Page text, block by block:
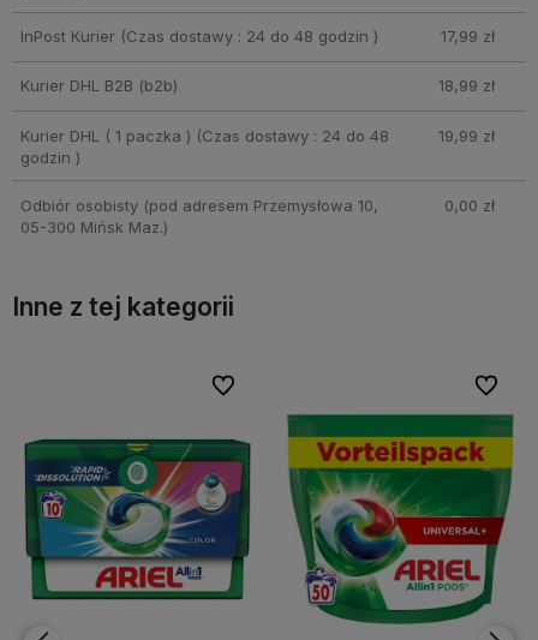
InPost Kurier (Czas dostawy : 24 do 48 godzin ) 17,99 zł
Kurier DHL B2B (b2b) 18,99 zł
Kurier DHL ( 1 paczka ) (Czas dostawy : 24 do 48
godzin )
19,99 zł
Odbiór osobisty (pod adresem Przemysłowa 10,
05-300 Mińsk Maz.)
0,00 zł
Inne z tej kategorii
Do ulubionych
Do ulubionych Do
Do